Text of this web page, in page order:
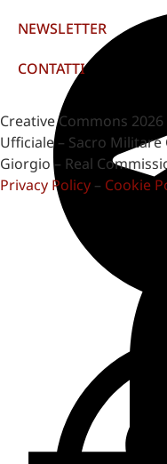
NEWSLETTER
CONTATTI
Creative Commons
Ufficiale – Sacro
Giorgio – Real
Privacy Policy – Cookie